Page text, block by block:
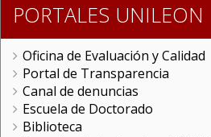
PORTALES UNILEON
Oficina de Evaluación y Calidad
Portal de Transparencia
Canal de denuncias
Escuela de Doctorado
Biblioteca